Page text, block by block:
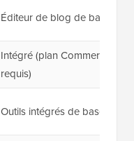
Éditeur de blog de base
Intégré (plan Commerce
requis)
Outils intégrés de base